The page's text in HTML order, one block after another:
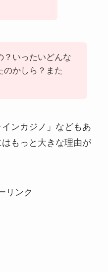
？いったいどんな
のかしら？また
ンカジノ」などもあ
もっと大きな理由が
リンク